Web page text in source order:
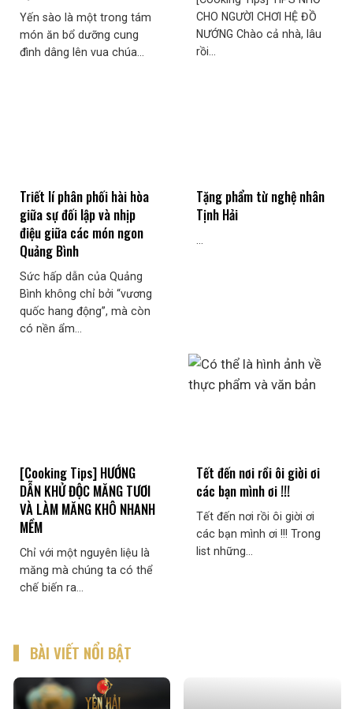
Yến sào là một trong tám
món ăn bổ dưỡng cung
đình dâng lên vua chúa...
CHO NGƯỜI CHƠI HỆ ĐỒ
NƯỚNG Chào cả nhà, lâu
rồi...
Triết lí phân phối hài hòa
giữa sự đối lập và nhịp
điệu giữa các món ngon
Quảng Bình
Sức hấp dẫn của Quảng
Bình không chỉ bởi “vương
quốc hang động”, mà còn
có nền ẩm...
Tặng phẩm từ nghệ nhân
Tịnh Hải
[Cooking Tips] HƯỚNG
DẪN KHỬ ĐỘC MĂNG TƯƠI
VÀ LÀM MĂNG KHÔ NHANH
MỀM
Chỉ với một nguyên liệu là
măng mà chúng ta có thể
chế biến ra...
Tết đến nơi rồi ôi giời ơi
các bạn mình ơi !!!
Tết đến nơi rồi ôi giời ơi
các bạn mình ơi !!! Trong
list những...
BÀI VIẾT NỔI BẬT